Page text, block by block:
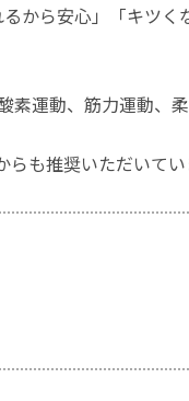
から安心」「キツく
素運動、筋力運動、
も推奨いただいてい